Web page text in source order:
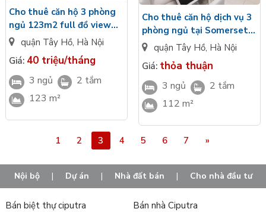
Cho thuê căn hộ 3 phòng
ngủ 123m2 full đồ view
Hồ Tây tại Sun Grand City
quận Tây Hồ, Hà Nội
Giá: 40 triệu/tháng
3 ngủ
2 tắm
123 m²
Cho thuê căn hộ dịch vụ 3
phòng ngủ tại Somerset
West Lake Hà Nội
quận Tây Hồ, Hà Nội
Giá: thỏa thuận
3 ngủ
2 tắm
112 m²
1 2 3 4 5 6 7 »
Nội bộ | Dự án | Nhà đất bán | Cho nhà đầu tư
Bán biệt thự ciputra
Bán nhà Ciputra